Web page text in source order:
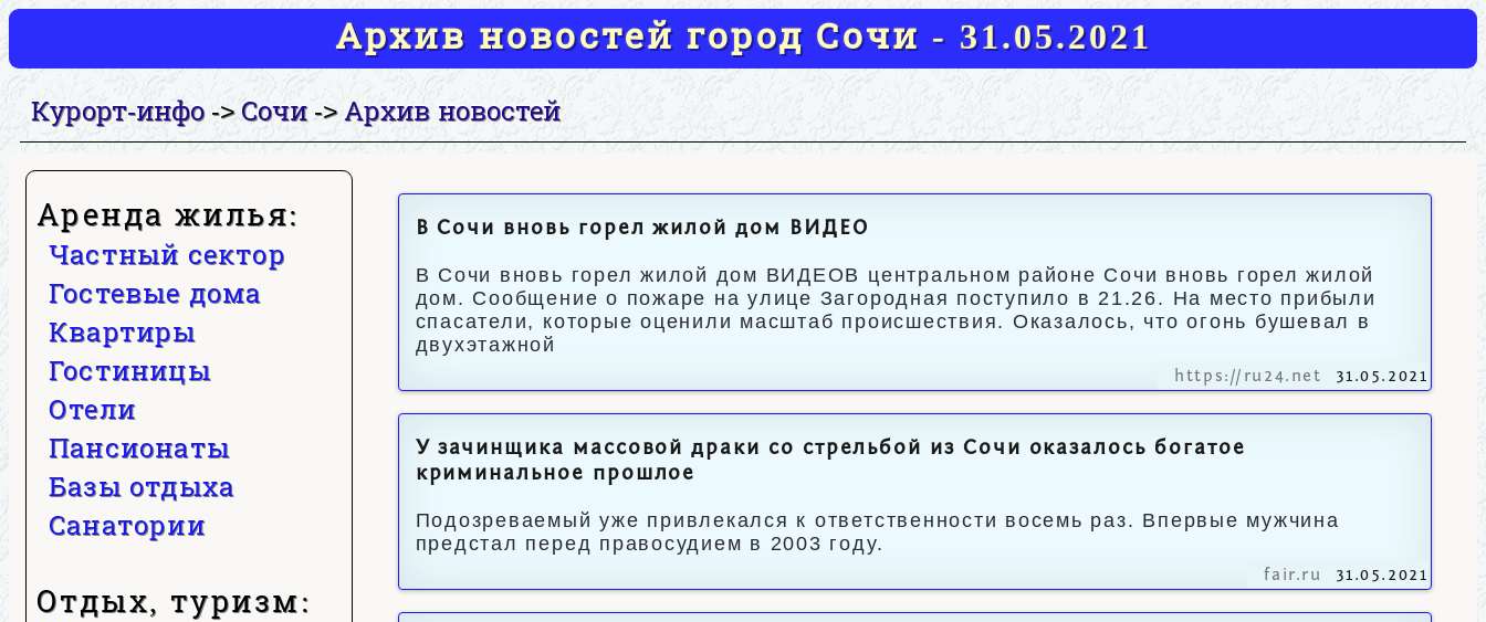
Архив новостей город Сочи - 31.05.2021
Курорт-инфо-> Сочи->Архив новостей
Аренда жилья:
Частный сектор
Гостевые дома
Квартиры
Гостиницы
Отели
Пансионаты
Базы отдыха
Санатории
Отдых, туризм:
В Сочи вновь горел жилой дом ВИДЕО
В Сочи вновь горел жилой дом ВИДЕОВ центральном районе Сочи вновь горел жилой
дом. Сообщение о пожаре на улице Загородная поступило в 21.26. На место прибыли
спасатели, которые оценили масштаб происшествия. Оказалось, что огонь бушевал в
двухэтажной
https://ru24.net 31.05.2021
У зачинщика массовой драки со стрельбой из Сочи оказалось богатое
криминальное прошлое
Подозреваемый уже привлекался к ответственности восемь раз. Впервые мужчина
предстал перед правосудием в 2003 году.
fair.ru 31.05.2021